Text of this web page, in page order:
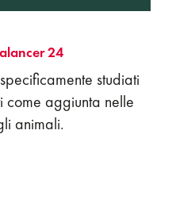
24
studiati
come aggiunta nelle
animali.